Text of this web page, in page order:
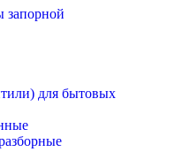
запорной
для бытовых